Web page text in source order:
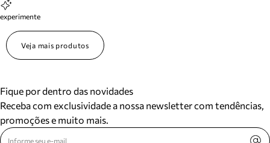
experimente
Veja mais produtos
Fique por dentro das novidades
Receba com exclusividade a nossa newsletter com tendências,
promoções e muito mais.